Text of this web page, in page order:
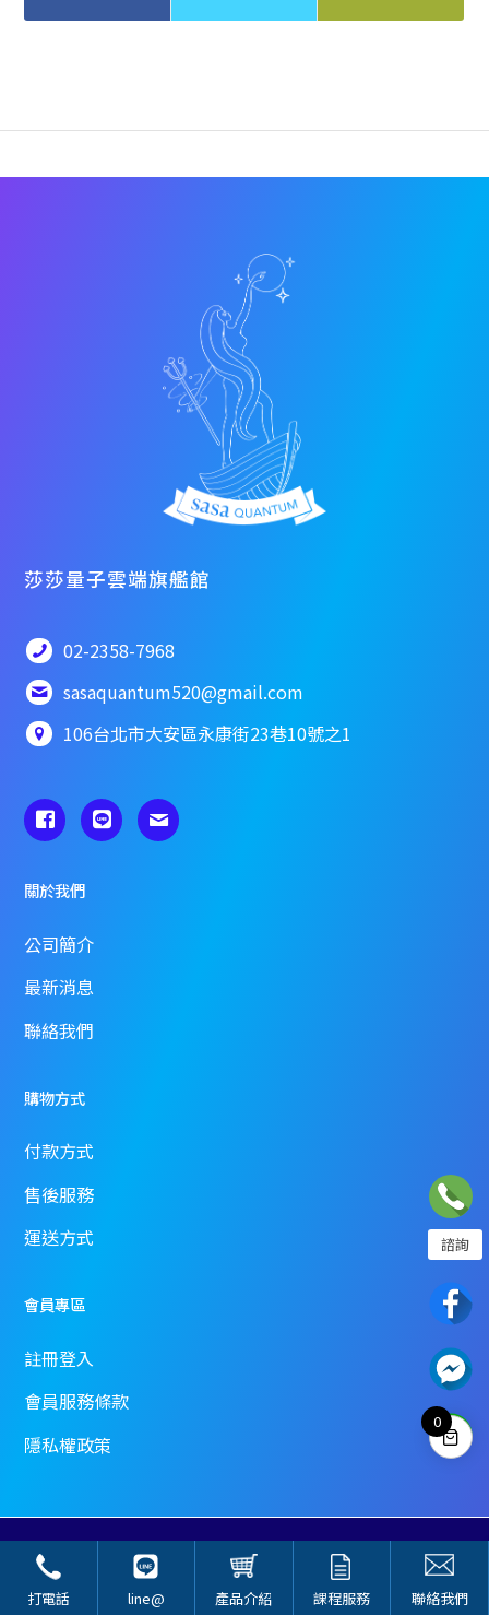
打電話 line@ 產品介紹 課程服務 聯絡我們
諮詢
莎莎量子雲端旗艦館
02-2358-7968
sasaquantum520@gmail.com
106台北市大安區永康街23巷10號之1
關於我們
公司簡介
最新消息
聯絡我們
購物方式
付款方式
售後服務
運送方式
會員專區
註冊登入
會員服務條款
隱私權政策
0